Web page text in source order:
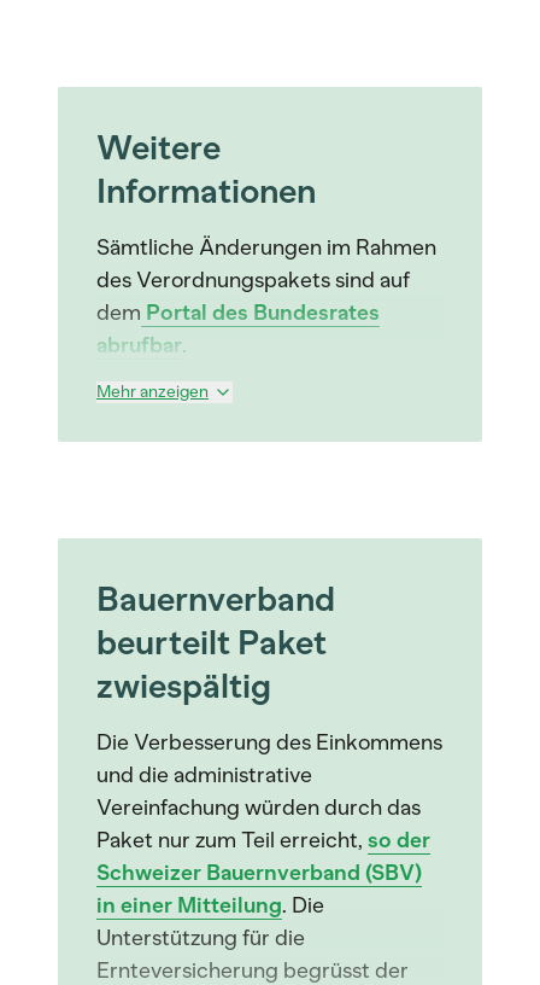
Weitere
Informationen
Sämtliche Änderungen im Rahmen
des Verordnungspakets sind auf
dem Portal des Bundesrates
abrufbar.
Mehr anzeigen
Bauernverband
beurteilt Paket
zwiespältig
Die Verbesserung des Einkommens
und die administrative
Vereinfachung würden durch das
Paket nur zum Teil erreicht, so der
Schweizer Bauernverband (SBV)
in einer Mitteilung. Die
Unterstützung für die
Ernteversicherung begrüsst der